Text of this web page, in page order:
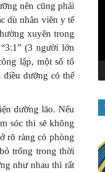
nên cũng phải
dù nhân viên y tế
xuyên trong
(3 người lớn
lập, một số tổ
dưỡng có thể
dưỡng lão. Nếu
sóc thì sẽ không
rõ ràng có phòng
trống trong thời
như nhau thì rất